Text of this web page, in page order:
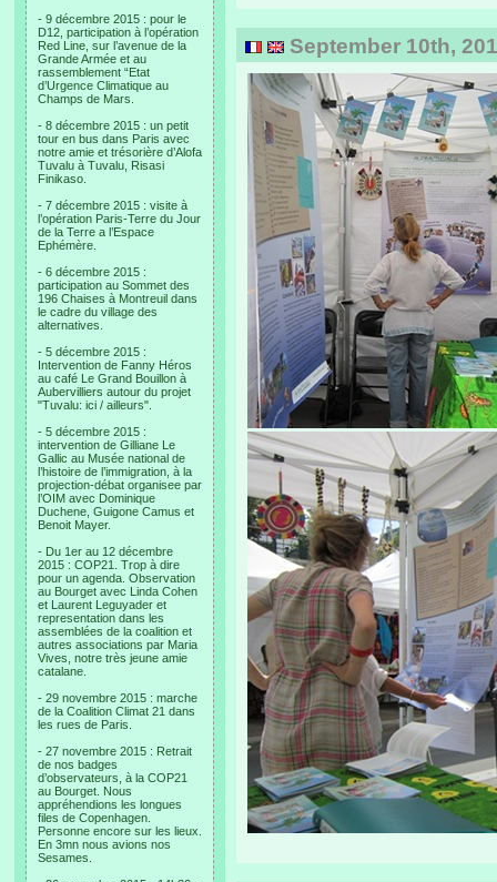
- 9 décembre 2015 : pour le
D12, participation à l’opération
Red Line, sur l’avenue de la
Grande Armée et au
rassemblement “Etat
d’Urgence Climatique au
Champs de Mars.
- 8 décembre 2015 : un petit
tour en bus dans Paris avec
notre amie et trésorière d’Alofa
Tuvalu à Tuvalu, Risasi
Finikaso.
- 7 décembre 2015 : visite à
l’opération Paris-Terre du Jour
de la Terre a l’Espace
Ephémère.
- 6 décembre 2015 :
participation au Sommet des
196 Chaises à Montreuil dans
le cadre du village des
alternatives.
- 5 décembre 2015 :
Intervention de Fanny Héros
au café Le Grand Bouillon à
Aubervilliers autour du projet
"Tuvalu: ici / ailleurs".
- 5 décembre 2015 :
intervention de Gilliane Le
Gallic au Musée national de
l’histoire de l’immigration, à la
projection-débat organisee par
l’OIM avec Dominique
Duchene, Guigone Camus et
Benoit Mayer.
- Du 1er au 12 décembre
2015 : COP21. Trop à dire
pour un agenda. Observation
au Bourget avec Linda Cohen
et Laurent Leguyader et
representation dans les
assemblées de la coalition et
autres associations par Maria
Vives, notre très jeune amie
catalane.
- 29 novembre 2015 : marche
de la Coalition Climat 21 dans
les rues de Paris.
- 27 novembre 2015 : Retrait
de nos badges
d’observateurs, à la COP21
au Bourget. Nous
appréhendions les longues
files de Copenhagen.
Personne encore sur les lieux.
En 3mn nous avions nos
Sesames.
September 10th,